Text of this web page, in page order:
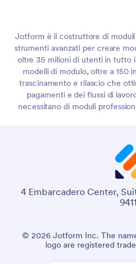
Jotform è il costruttore di
strumenti avanzati per creare
oltre 35 milioni di utenti in tutto
modelli di modulo, oltre a 150
trascinamento e rilascio che
pagamenti e dei flussi di
necessitano di moduli
4 Embarcadero Center,
© 2026 Jotform Inc. The
logo are registered